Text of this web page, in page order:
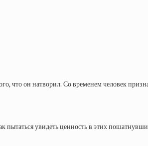
что он натворил. Со временем человек
пытаться увидеть ценность в этих